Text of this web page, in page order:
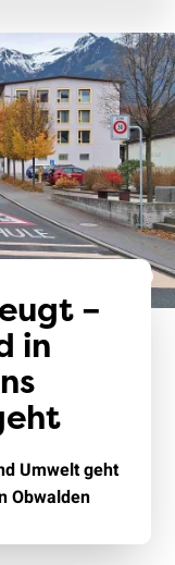
–
in
Umwelt geht
Obwalden